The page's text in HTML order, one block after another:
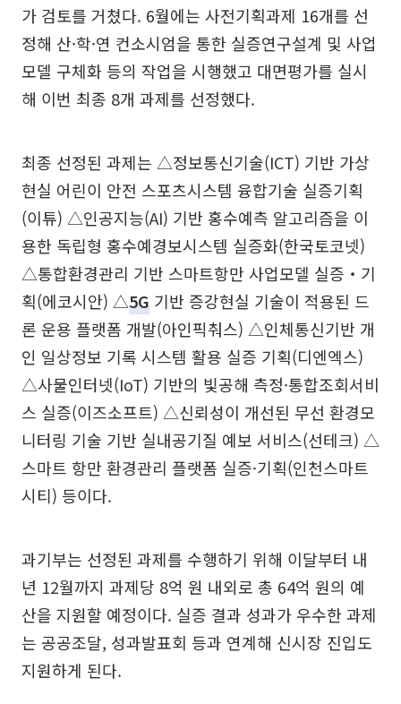
가 검토를 거쳤다. 6월에는 사전기획과제 16개를 선
정해 산·학·연 컨소시엄을 통한 실증연구설계 및 사업
모델 구체화 등의 작업을 시행했고 대면평가를 실시
해 이번 최종 8개 과제를 선정했다.
최종 선정된 과제는 △정보통신기술(ICT) 기반 가상
현실 어린이 안전 스포츠시스템 융합기술 실증기획
(이튜) △인공지능(AI) 기반 홍수예측 알고리즘을 이
용한 독립형 홍수예경보시스템 실증화(한국토코넷)
△통합환경관리 기반 스마트항만 사업모델 실증‧기
획(에코시안) △5G 기반 증강현실 기술이 적용된 드
론 운용 플랫폼 개발(아인픽춰스) △인체통신기반 개
인 일상정보 기록 시스템 활용 실증 기획(디엔엑스)
△사물인터넷(IoT) 기반의 빛공해 측정·통합조회서비
스 실증(이즈소프트) △신뢰성이 개선된 무선 환경모
니터링 기술 기반 실내공기질 예보 서비스(선테크) △
스마트 항만 환경관리 플랫폼 실증·기획(인천스마트
시티) 등이다.
과기부는 선정된 과제를 수행하기 위해 이달부터 내
년 12월까지 과제당 8억 원 내외로 총 64억 원의 예
산을 지원할 예정이다. 실증 결과 성과가 우수한 과제
는 공공조달, 성과발표회 등과 연계해 신시장 진입도
지원하게 된다.